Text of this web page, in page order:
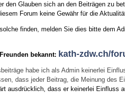
den Glauben sich an den Beiträgen zu
Forum keine Gewähr für die
finden, melden Sie dies bitte dem
bekannt: kath-zdw.ch/
habe ich als Admin keinerlei
dass jeder Beitrag, die Meinung des
ausdrücklich, dass er keinerlei